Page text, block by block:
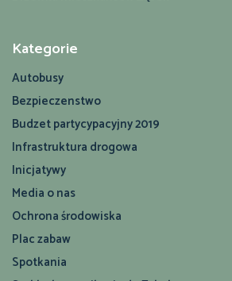
Kategorie
Autobusy
Bezpieczenstwo
Budzet partycypacyjny 2019
Infrastruktura drogowa
Inicjatywy
Media o nas
Ochrona środowiska
Plac zabaw
Spotkania